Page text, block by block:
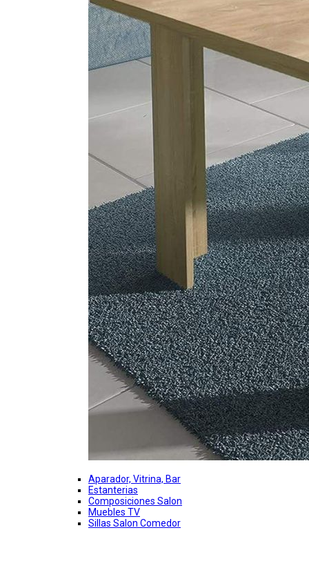
Aparador, Vitrina, Bar
Estanterias
Composiciones Salon
Muebles TV
Sillas Salon Comedor